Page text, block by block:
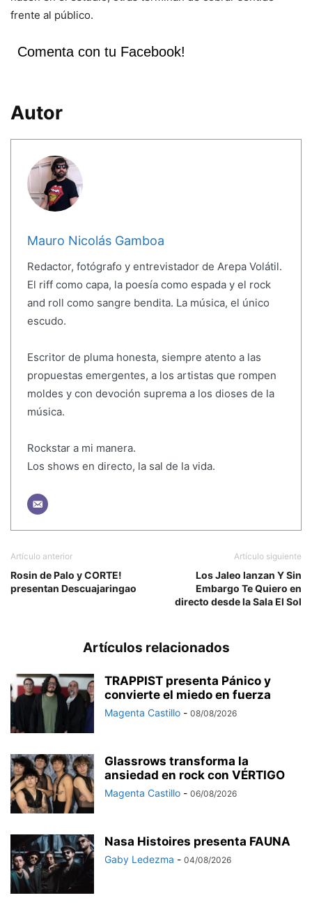
frente al público.
Comenta con tu Facebook!
Autor
Mauro Nicolás Gamboa
Redactor, fotógrafo y entrevistador de Arepa Volátil.
El riff como capa, la poesía como espada y el rock
and roll como sangre bendita. La música, el único
escudo.
Escritor de pluma honesta, siempre atento a las
propuestas emergentes, a los artistas que rompen
moldes y con devoción suprema a los dioses de la
música.
Rockstar a mi manera.
Los shows en directo, la sal de la vida.
Artículo anterior
Rosin de Palo y CORTE!
presentan Descuajaringao
Artículo siguiente
Los Jaleo lanzan Y Sin
Embargo Te Quiero en
directo desde la Sala El Sol
Artículos relacionados
TRAPPIST presenta Pánico y
convierte el miedo en fuerza
Magenta Castillo - 08/08/2026
Glassrows transforma la
ansiedad en rock con VÉRTIGO
Magenta Castillo - 06/08/2026
Nasa Histoires presenta FAUNA
Gaby Ledezma - 04/08/2026